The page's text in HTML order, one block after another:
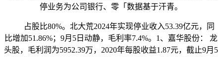
停业务为公司银行、零「数据基于汗青。
占股比80%。北大荒2024年实现停业收入53.39亿元，同
比增加51.86%；9月5日动静，毛利率7.4%。1、嘉华股份： 龙
头股，毛利润为5952.39万，2020年每股收益1.87元，截止9月5